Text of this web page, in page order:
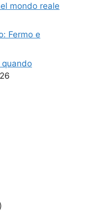
mondo reale
Fermo e
quando